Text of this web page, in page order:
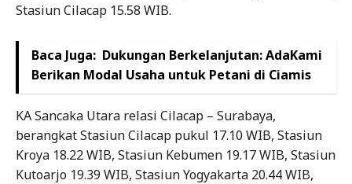
Stasiun Cilacap 15.58 WIB.
Baca Juga: Dukungan Berkelanjutan: AdaKami
Berikan Modal Usaha untuk Petani di Ciamis
KA Sancaka Utara relasi Cilacap – Surabaya,
berangkat Stasiun Cilacap pukul 17.10 WIB, Stasiun
Kroya 18.22 WIB, Stasiun Kebumen 19.17 WIB, Stasiun
Kutoarjo 19.39 WIB, Stasiun Yogyakarta 20.44 WIB,